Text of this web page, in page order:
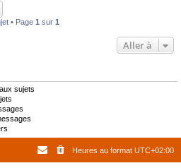
• Page 1 sur 1
Aller à
sujets
Heures au format UTC+02:00